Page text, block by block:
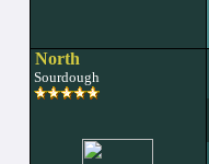
North
Sourdough